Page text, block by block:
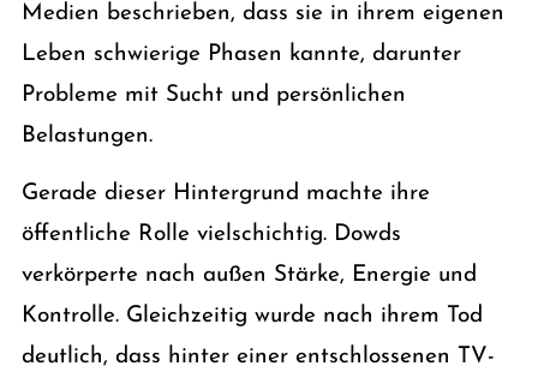
Medien beschrieben, dass sie in ihrem eigenen
Leben schwierige Phasen kannte, darunter
Probleme mit Sucht und persönlichen
Belastungen.
Gerade dieser Hintergrund machte ihre
öffentliche Rolle vielschichtig. Dowds
verkörperte nach außen Stärke, Energie und
Kontrolle. Gleichzeitig wurde nach ihrem Tod
deutlich, dass hinter einer entschlossenen TV-